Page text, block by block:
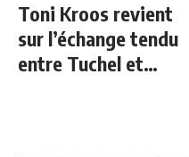
Toni Kroos revient
sur l’échange tendu
entre Tuchel et